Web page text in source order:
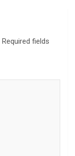
Required fields